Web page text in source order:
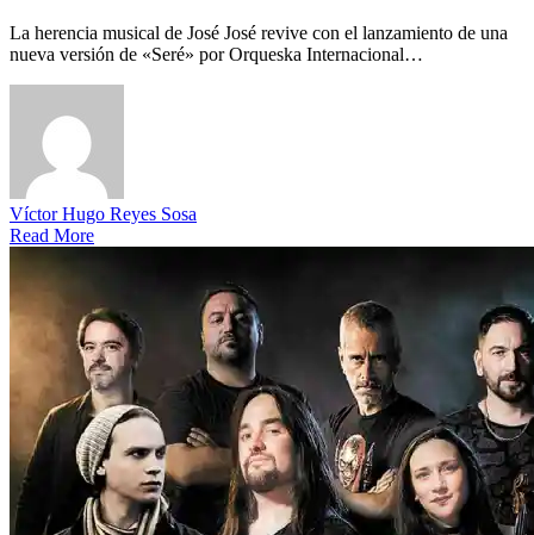
La herencia musical de José José revive con el lanzamiento de una
nueva versión de «Seré» por Orqueska Internacional…
Víctor Hugo Reyes Sosa
Read More